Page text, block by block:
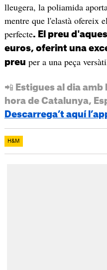
lleugera, la poliamida
mentre que l'elastà ofereix
perfecte. El preu
euros, oferint una
preu per a una peça
📲 Estigues al dia
hora de Catalunya,
Descarrega’t aquí
H&M